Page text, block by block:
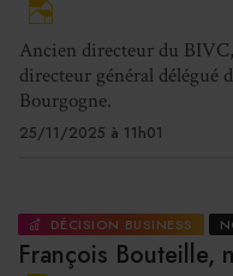
Ancien directeur du
directeur général délégué
Bourgogne.
25/11/2025 à 11h01
DÉCISION BUSINESS
François Bouteille,